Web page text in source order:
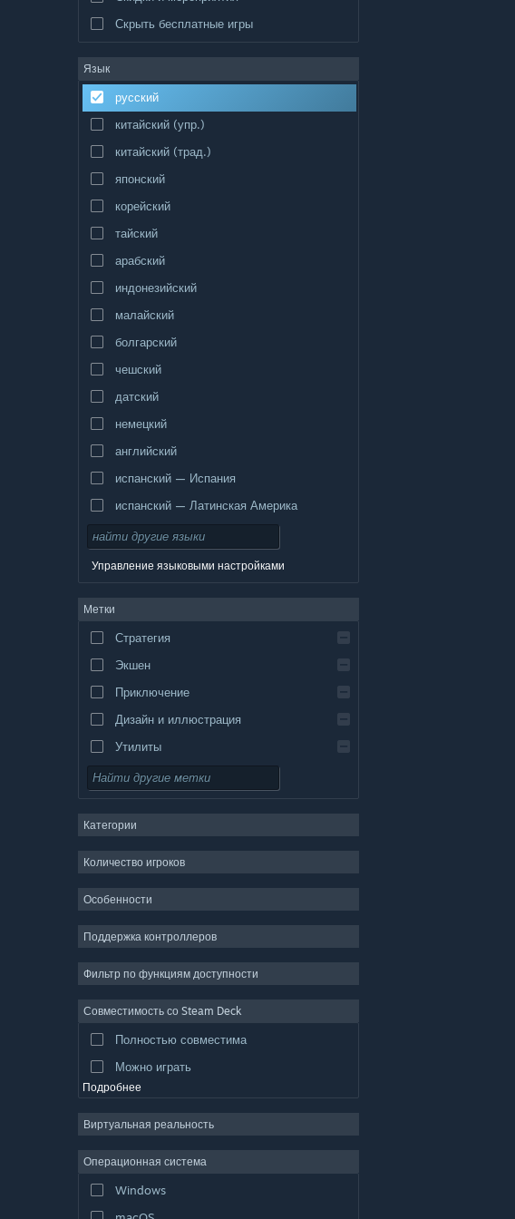
Скрыть бесплатные игры
Язык
русский
китайский (упр.)
китайский (трад.)
японский
корейский
тайский
арабский
индонезийский
малайский
болгарский
чешский
датский
немецкий
английский
испанский — Испания
испанский — Латинская Америка
Управление языковыми настройками
Метки
Стратегия
Экшен
Приключение
Дизайн и иллюстрация
Утилиты
Бесплатная игра
ММО
Симулятор
Видеопродакшн
Обработка фото
Категории
Количество игроков
Особенности
Поддержка контроллеров
Фильтр по функциям доступности
Совместимость со Steam Deck
Полностью совместима
Можно играть
Подробнее
Виртуальная реальность
Операционная система
Windows